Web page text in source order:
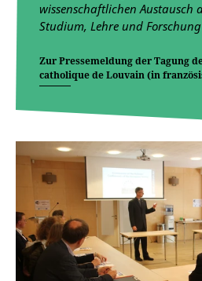
wissenschaftlichen Austausch
Studium, Lehre und
Zur Pressemeldung der Tagung
catholique de Louvain (in